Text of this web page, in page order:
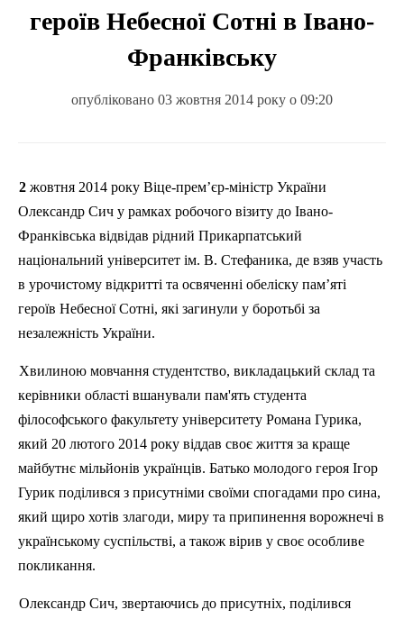
героїв Небесної Сотні в Івано-
Франківську
опубліковано 03 жовтня 2014 року о 09:20
2 жовтня 2014 року Віце-прем’єр-міністр України
Олександр Сич у рамках робочого візиту до Івано-
Франківська відвідав рідний Прикарпатський
національний університет ім. В. Стефаника, де взяв участь
в урочистому відкритті та освяченні обеліску пам’яті
героїв Небесної Сотні, які загинули у боротьбі за
незалежність України.
Хвилиною мовчання студентство, викладацький склад та
керівники області вшанували пам'ять студента
філософського факультету університету Романа Гурика,
який 20 лютого 2014 року віддав своє життя за краще
майбутнє мільйонів українців. Батько молодого героя Ігор
Гурик поділився з присутніми своїми спогадами про сина,
який щиро хотів злагоди, миру та припинення ворожнечі в
українському суспільстві, а також вірив у своє особливе
покликання.
Олександр Сич, звертаючись до присутніх, поділився